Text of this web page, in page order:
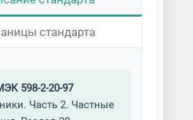
стандарта
598-2-20-97
Часть 2. Частные